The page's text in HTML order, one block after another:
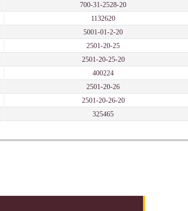
700-31-2528-20
1132620
5001-01-2-20
2501-20-25
2501-20-25-20
400224
2501-20-26
2501-20-26-20
325465